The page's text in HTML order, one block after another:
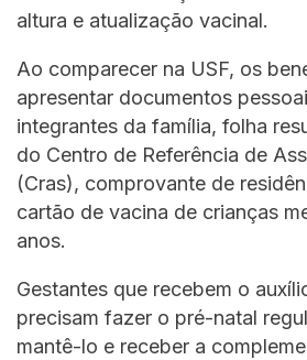
altura e atualização vacinal.
Ao comparecer na USF, os
apresentar documentos
integrantes da família, folha
do Centro de Referência de
(Cras), comprovante de
cartão de vacina de crianças
anos.
Gestantes que recebem o
precisam fazer o pré-natal
mantê-lo e receber a